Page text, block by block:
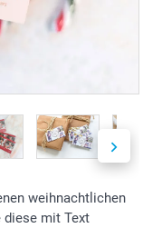
weihnachtlichen
diese mit Text